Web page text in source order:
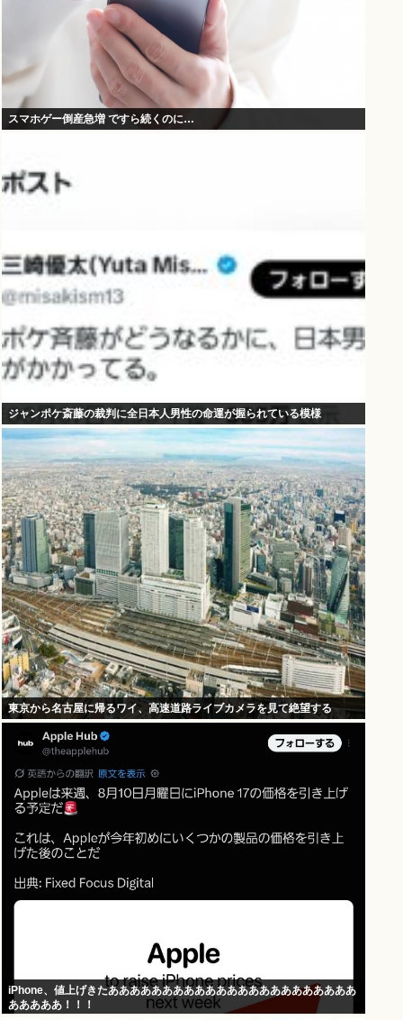
スマホゲー倒産急増 ですら続くのに…
ジャンポケ斎藤の裁判に全日本人男性の命運が握られている模様
東京から名古屋に帰るワイ、高速道路ライブカメラを見て絶望する
iPhone、値上げきたあああああああああああああああああああああああ
あああああ！！！